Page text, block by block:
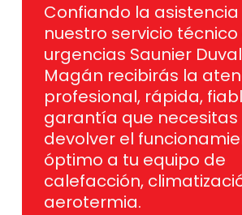
Confiando la asistencia
nuestro servicio técnico
urgencias Saunier
Magán recibirás la
profesional, rápida,
garantía que
devolver el
óptimo a tu equipo de
calefacción,
aerotermia.